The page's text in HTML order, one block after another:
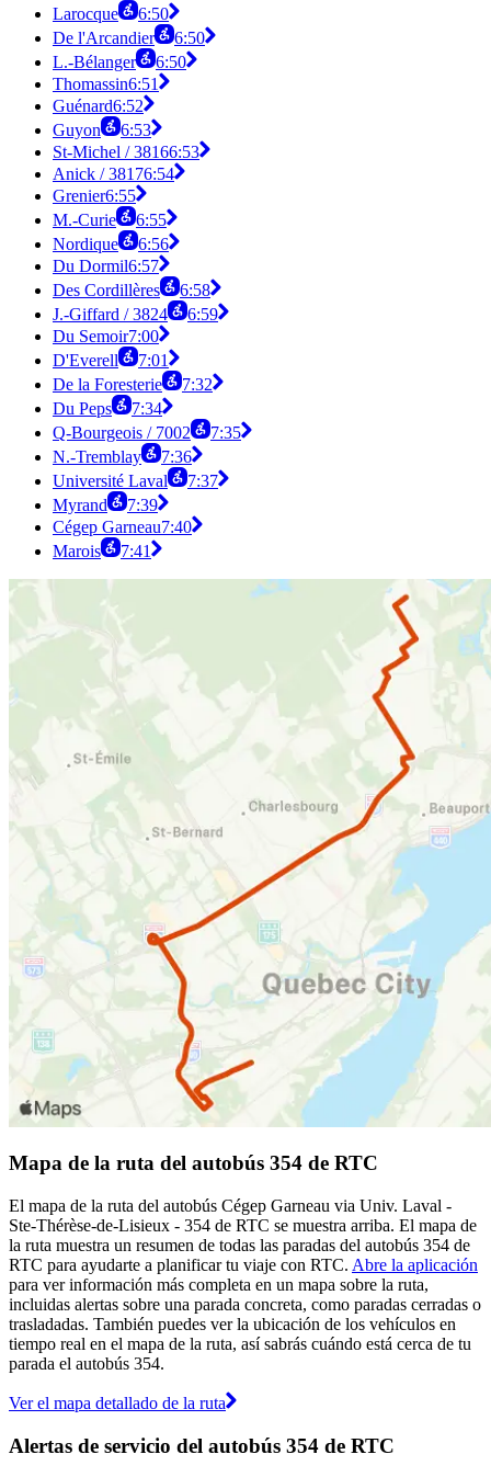
Larocque
6:50
De l'Arcandier
6:50
L.-Bélanger
6:50
Thomassin6:51
Guénard6:52
Guyon
6:53
St-Michel / 38166:53
Anick / 38176:54
Grenier6:55
M.-Curie
6:55
Nordique
6:56
Du Dormil6:57
Des Cordillères
6:58
J.-Giffard / 3824
6:59
Du Semoir7:00
D'Everell
7:01
De la Foresterie
7:32
Du Peps
7:34
Q-Bourgeois / 7002
7:35
N.-Tremblay
7:36
Université Laval
7:37
Myrand
7:39
Cégep Garneau7:40
Marois
7:41
Mapa de la ruta del autobús 354 de RTC
El mapa de la ruta del autobús Cégep Garneau via Univ. Laval -
Ste-Thérèse-de-Lisieux - 354 de RTC se muestra arriba. El mapa de
la ruta muestra un resumen de todas las paradas del autobús 354 de
RTC para ayudarte a planificar tu viaje con RTC. Abre la aplicación
para ver información más completa en un mapa sobre la ruta,
incluidas alertas sobre una parada concreta, como paradas cerradas o
trasladadas. También puedes ver la ubicación de los vehículos en
tiempo real en el mapa de la ruta, así sabrás cuándo está cerca de tu
parada el autobús 354.
Ver el mapa detallado de la ruta
Alertas de servicio del autobús 354 de RTC